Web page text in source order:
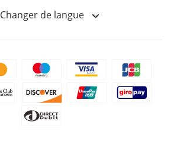
Changer de langue